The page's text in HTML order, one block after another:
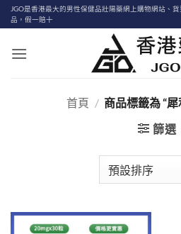
Skip
to
JGO是香港最大的男性保健品壯陽藥網上購物網站、
品，假一賠十
首頁 / 商品標籤為 “
篩選